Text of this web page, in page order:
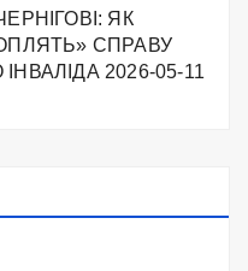
ЯК
СПРАВУ
2026-05-11